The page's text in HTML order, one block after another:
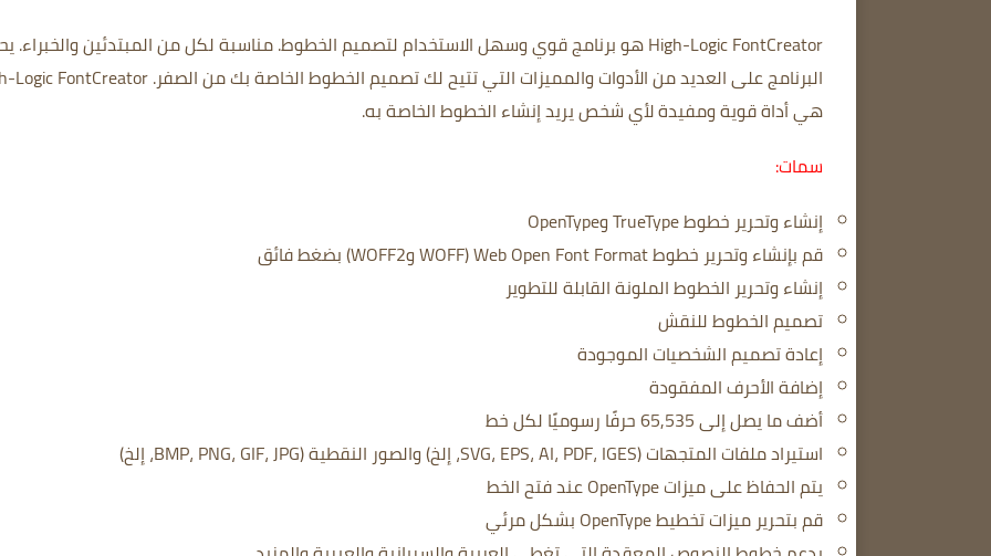
High-Logic FontCreator هو برنامج قوي وسهل الاستخدام لتصميم الخطوط. مناسبة لكل من المبتدئين والخبراء.
البرنامج على العديد من الأدوات والمميزات التي تتيح لك تصميم الخطوط الخاصة بك من الصفر.Logic FontCreator
هي أداة قوية ومفيدة لأي شخص يريد إنشاء الخطوط الخاصة به.
سمات:
إنشاء وتحرير خطوط TrueType وOpenType
قم بإنشاء وتحرير خطوط Web Open Font Format (WOFF وWOFF2) بضغط فائق
إنشاء وتحرير الخطوط الملونة القابلة للتطوير
تصميم الخطوط للنقش
إعادة تصميم الشخصيات الموجودة
إضافة الأحرف المفقودة
أضف ما يصل إلى 65,535 حرفًا رسوميًا لكل خط
استيراد ملفات المتجهات (SVG، EPS، AI، PDF، IGES، إلخ) والصور النقطية (BMP، PNG، GIF، JPG، إلخ)
يتم الحفاظ على ميزات OpenType عند فتح الخط
قم بتحرير ميزات تخطيط OpenType بشكل مرئي